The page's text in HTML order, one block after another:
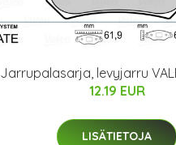
Jarrupalasarja, levyjarru
12.19 EUR
LISÄTIETOJA